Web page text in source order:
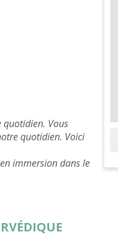
quotidien. Vous
quotidien. Voici
immersion dans le